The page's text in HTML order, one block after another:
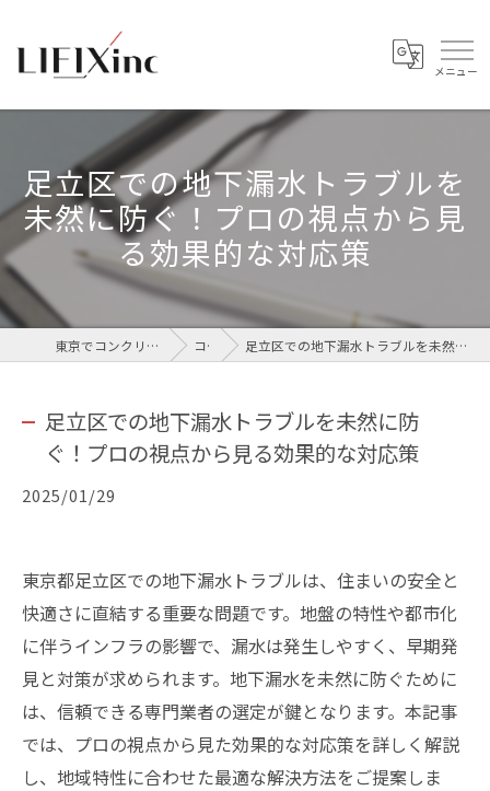
足立区での地下漏水トラブルを
未然に防ぐ！プロの視点から見
る効果的な対応策
東京でコンクリートなら株式会社LIFIX コラム 足立区での地下漏水トラブルを未然に防ぐ！プロの視点から見る効果的な対応策
足立区での地下漏水トラブルを未然に防
ぐ！プロの視点から見る効果的な対応策
2025/01/29
東京都足立区での地下漏水トラブルは、住まいの安全と
快適さに直結する重要な問題です。地盤の特性や都市化
に伴うインフラの影響で、漏水は発生しやすく、早期発
見と対策が求められます。地下漏水を未然に防ぐために
は、信頼できる専門業者の選定が鍵となります。本記事
では、プロの視点から見た効果的な対応策を詳しく解説
し、地域特性に合わせた最適な解決方法をご提案しま